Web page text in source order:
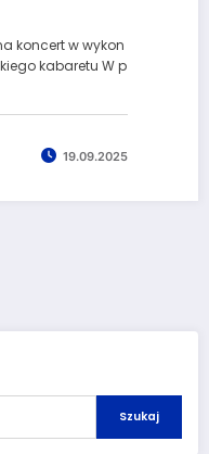
koncert w wykon
kabaretu W p
19.09.2025
Szukaj